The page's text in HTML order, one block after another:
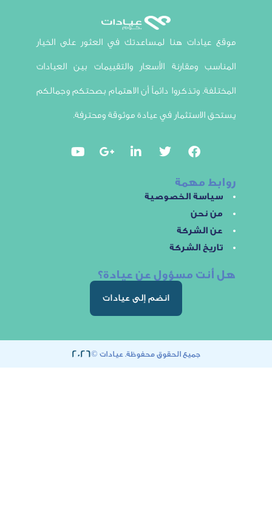
هنا لمساعدتك في العثور على الخيار
ومقارنة الأسعار والتقييمات بين العيادات
وتذكروا دائماً أن الاهتمام بصحتكم وجمالكم
في عيادة موثوقة ومحترفة.
الخصوصية
الشركة
مسؤول عن عيادة؟
انضم إلى عيادات
جميع الحقوق محفوظة. عيادات ©2026